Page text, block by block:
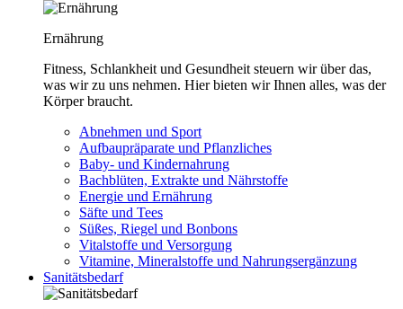
Ernährung
Fitness, Schlankheit und Gesundheit steuern wir über das,
was wir zu uns nehmen. Hier bieten wir Ihnen alles, was der
Körper braucht.
Abnehmen und Sport
Aufbaupräparate und Pflanzliches
Baby- und Kindernahrung
Bachblüten, Extrakte und Nährstoffe
Energie und Ernährung
Säfte und Tees
Süßes, Riegel und Bonbons
Vitalstoffe und Versorgung
Vitamine, Mineralstoffe und Nahrungsergänzung
Sanitätsbedarf